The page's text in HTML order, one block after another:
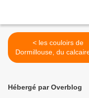
< les couloirs de
Dormillouse, du calcaire
grès
Hébergé par Overblog